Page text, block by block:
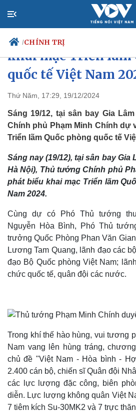
/CHÍNH TRỊ
Chính trị
Đảng
Tổ chức nhân sự
Quốc hội
Nhận diện sự thật
Tin
Dự
Dấu
Thế giới
Quan sát
Thủ tướng Phạm
khai mạc Triển lãm
quốc tế Việt Nam
Thứ Năm, 17:29, 19/12/2024
Sáng 19/12, tại sân bay Gia
Chính phủ Phạm Minh Chính dự
Triển lãm Quốc phòng quốc tế
Sáng nay (19/12), tại sân bay Gia
Hà Nội), Thủ tướng Chính phủ
phát biểu khai mạc Triển lãm
Nam 2024.
Cùng dự có Phó Thủ tướng
Nguyễn Hòa Bình, Phó Thủ
trưởng Quốc Phòng Phan Văn
Lương Tam Quang, lãnh đạo các
đạo Bộ Quốc phòng Việt Nam;
chức quốc tế, quân đội các nước.
Trong khí thế hào hùng, vui tương
Nam vang lên hùng tráng,
chủ đề "Việt Nam - Hòa bình -
2.400 cán bộ, chiến sĩ Quân đội
các lực lượng đặc công, biên
diễn. Lực lượng không quân Việt
7 tiêm kích Su-30MK2 và 7 trực